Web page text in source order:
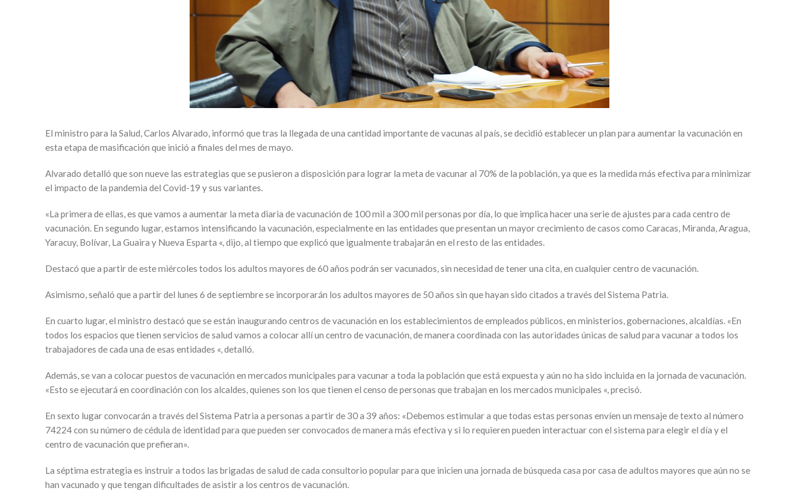
El ministro para la Salud, Carlos Alvarado, informó que tras la llegada de una cantidad importante de vacunas al país, se decidió establecer un plan para aumentar la vacunación en
esta etapa de masificación que inició a finales del mes de mayo.
Alvarado detalló que son nueve las estrategias que se pusieron a disposición para lograr la meta de vacunar al 70% de la población, ya que es la medida más efectiva para minimizar
el impacto de la pandemia del Covid-19 y sus variantes.
«La primera de ellas, es que vamos a aumentar la meta diaria de vacunación de 100 mil a 300 mil personas por día, lo que implica hacer una serie de ajustes para cada centro de
vacunación. En segundo lugar, estamos intensificando la vacunación, especialmente en las entidades que presentan un mayor crecimiento de casos como Caracas, Miranda, Aragua,
Yaracuy, Bolívar, La Guaira y Nueva Esparta «, dijo, al tiempo que explicó que igualmente trabajarán en el resto de las entidades.
Destacó que a partir de este miércoles todos los adultos mayores de 60 años podrán ser vacunados, sin necesidad de tener una cita, en cualquier centro de vacunación.
Asimismo, señaló que a partir del lunes 6 de septiembre se incorporarán los adultos mayores de 50 años sin que hayan sido citados a través del Sistema Patria.
En cuarto lugar, el ministro destacó que se están inaugurando centros de vacunación en los establecimientos de empleados públicos, en ministerios, gobernaciones, alcaldías. «En
todos los espacios que tienen servicios de salud vamos a colocar allí un centro de vacunación, de manera coordinada con las autoridades únicas de salud para vacunar a todos los
trabajadores de cada una de esas entidades «, detalló.
Además, se van a colocar puestos de vacunación en mercados municipales para vacunar a toda la población que está expuesta y aún no ha sido incluida en la jornada de vacunación.
«Esto se ejecutará en coordinación con los alcaldes, quienes son los que tienen el censo de personas que trabajan en los mercados municipales «, precisó.
En sexto lugar convocarán a través del Sistema Patria a personas a partir de 30 a 39 años: «Debemos estimular a que todas estas personas envíen un mensaje de texto al número
74224 con su número de cédula de identidad para que pueden ser convocados de manera más efectiva y si lo requieren pueden interactuar con el sistema para elegir el día y el
centro de vacunación que prefieran».
La séptima estrategia es instruir a todos las brigadas de salud de cada consultorio popular para que inicien una jornada de búsqueda casa por casa de adultos mayores que aún no se
han vacunado y que tengan dificultades de asistir a los centros de vacunación.